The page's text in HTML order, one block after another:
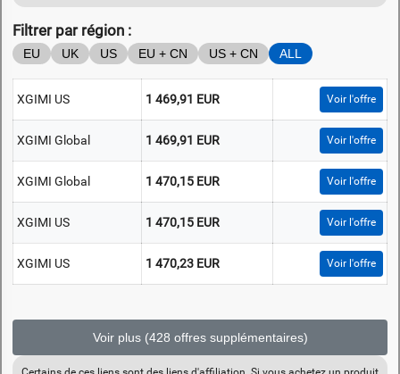
Filtrer par région :
EU UK US EU + CN US + CN ALL
XGIMI US 1 469,91 EUR Voir l'offre
XGIMI Global 1 469,91 EUR Voir l'offre
XGIMI Global 1 470,15 EUR Voir l'offre
XGIMI US 1 470,15 EUR Voir l'offre
XGIMI US 1 470,23 EUR Voir l'offre
Voir plus (428 offres supplémentaires)